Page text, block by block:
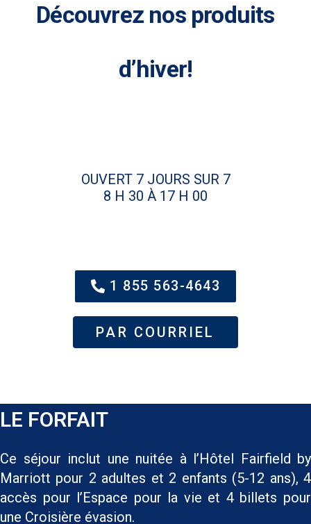
Découvrez nos produits
d’hiver!
OUVERT 7 JOURS SUR 7
8 H 30 À 17 H 00
1 855 563-4643
PAR COURRIEL
LE FORFAIT
Ce séjour inclut une nuitée à l’Hôtel Fairfield by
Marriott pour 2 adultes et 2 enfants (5-12 ans), 4
accès pour l’Espace pour la vie et 4 billets pour
une Croisière évasion.